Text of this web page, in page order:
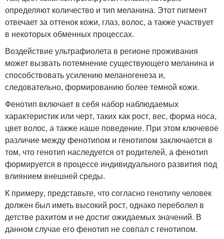
определяют количество и тип меланина. Этот пигмент
отвечает за оттенок кожи, глаз, волос, а также участвует
в некоторых обменных процессах.
Воздействие ультрафиолета в регионе проживания
может вызвать потемнение существующего меланина и
способствовать усилению меланогенеза и,
следовательно, формированию более темной кожи.
Фенотип включает в себя набор наблюдаемых
характеристик или черт, таких как рост, вес, форма носа,
цвет волос, а также наше поведение. При этом ключевое
различие между фенотипом и генотипом заключается в
том, что генотип наследуется от родителей, а фенотип
формируется в процессе индивидуального развития под
влиянием внешней среды.
К примеру, представьте, что согласно генотипу человек
должен был иметь высокий рост, однако переболел в
детстве рахитом и не достиг ожидаемых значений. В
данном случае его фенотип не совпал с генотипом.